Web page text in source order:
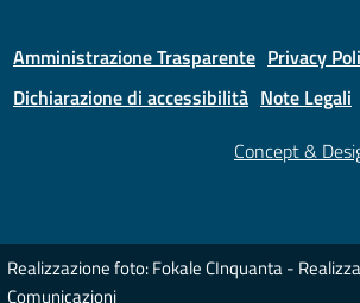
Amministrazione Trasparente Privacy
Dichiarazione di accessibilità Note Legali
Concept &
Realizzazione foto: Fokale CInquanta -
Comunicazioni